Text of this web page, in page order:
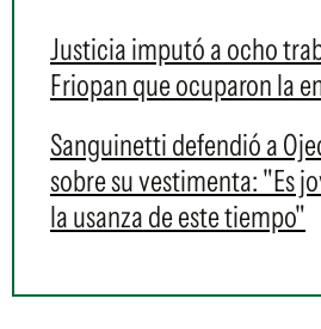
Justicia imputó a ocho
Friopan que ocuparon la
Sanguinetti defendió a
sobre su vestimenta: "Es
la usanza de este tiempo"